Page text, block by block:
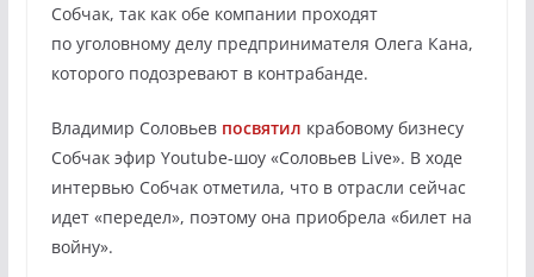
Собчак, так как обе компании проходят
по уголовному делу предпринимателя Олега Кана,
которого подозревают в контрабанде.
Владимир Соловьев посвятил крабовому бизнесу
Собчак эфир Youtube-шоу «Соловьев Live». В ходе
интервью Собчак отметила, что в отрасли сейчас
идет «передел», поэтому она приобрела «билет на
войну».